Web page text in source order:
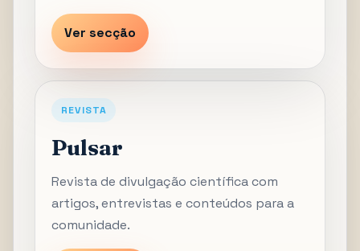
Ver secção
REVISTA
Pulsar
Revista de divulgação científica com
artigos, entrevistas e conteúdos para a
comunidade.